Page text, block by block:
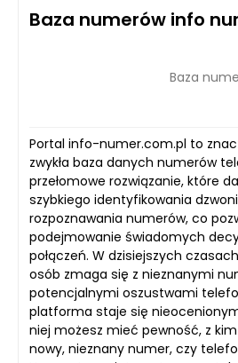
Baza numerów info
Baza
Portal info-numer.com.pl to
zwykła baza danych numerów
przełomowe rozwiązanie, które
szybkiego identyfikowania
rozpoznawania numerów, co
podejmowanie świadomych
połączeń. W dzisiejszych
osób zmaga się z nieznanymi
potencjalnymi oszustwami
platforma staje się
niej możesz mieć pewność, z
nowy, nieznany numer, czy